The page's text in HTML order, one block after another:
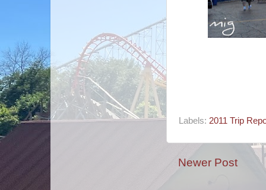
Labels: 2011 Trip
Newer Post